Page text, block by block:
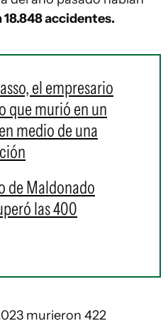
accidentes.
el empresario
que murió en un
medio de una
de Maldonado
las 400
murieron 422